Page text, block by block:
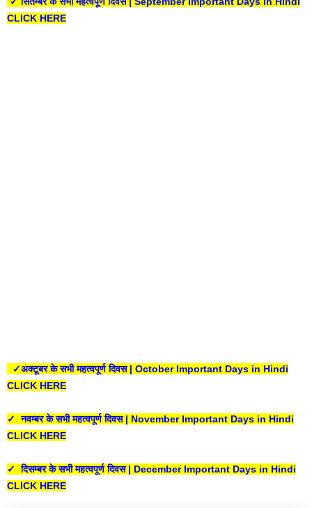
CLICK HERE
✓अक्टूबर के सभी महत्वपूर्ण दिवस | October Important Days in Hindi
CLICK HERE
✓ नवम्बर के सभी महत्वपूर्ण दिवस | November Important Days in Hindi
CLICK HERE
✓ दिसम्बर के सभी महत्वपूर्ण दिवस | December Important Days in Hindi
CLICK HERE